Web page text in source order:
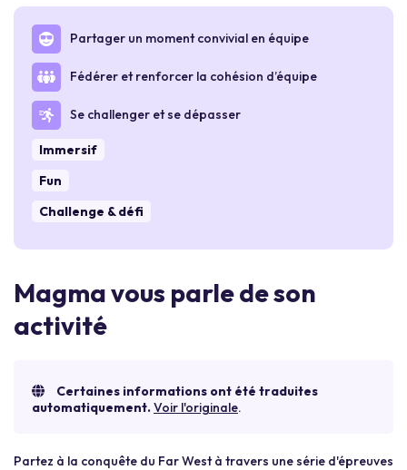
Partager un moment convivial en équipe
Fédérer et renforcer la cohésion d’équipe
Se challenger et se dépasser
Immersif
Fun
Challenge & défi
Magma vous parle de son
activité
Certaines informations ont été traduites
automatiquement.Voir l'originale.
Partez à la conquête du Far West à travers une série d'épreuves